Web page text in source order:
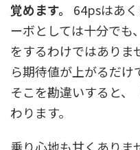
覚めます。
64psはあ
ーボとしては十分でも
をするわけではありま
ら期待値が上がるだけ
そこを勘違いすると
わります。